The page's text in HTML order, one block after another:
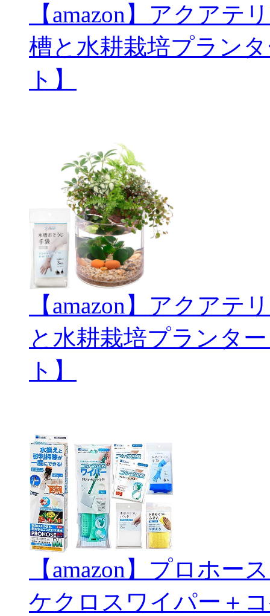
【amazon】アクアテ
槽と水耕栽培プラン
ト】
【amazon】アクアテ
と水耕栽培プランタ
ト】
【amazon】プロホ
ケクロスワイパー＋